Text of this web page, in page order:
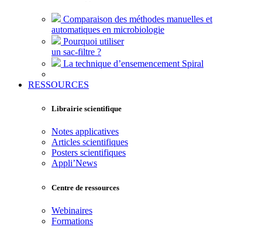
Comparaison des méthodes manuelles et
automatiques en microbiologie
Pourquoi utiliser
un sac-filtre ?
La technique d’ensemencement Spiral
RESSOURCES
Librairie scientifique
Notes applicatives
Articles scientifiques
Posters scientifiques
Appli’News
Centre de ressources
Webinaires
Formations